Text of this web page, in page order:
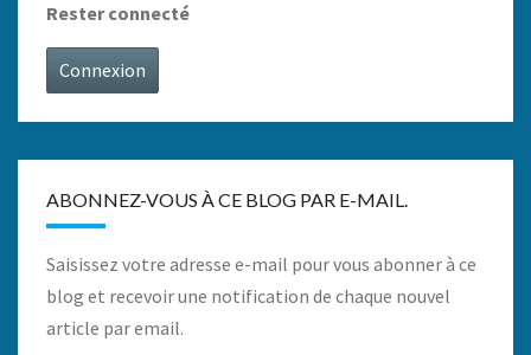
Rester connecté
Connexion
ABONNEZ-VOUS À CE BLOG PAR E-MAIL.
Saisissez votre adresse e-mail pour vous abonner à ce
blog et recevoir une notification de chaque nouvel
article par email.